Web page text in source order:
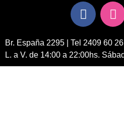
Br. España 2295 | Tel 2409 60
L. a V. de 14:00 a 22:00hs.